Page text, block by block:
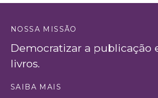
NOSSA MISSÃO
Democratizar a publicação
livros.
SAIBA MAIS